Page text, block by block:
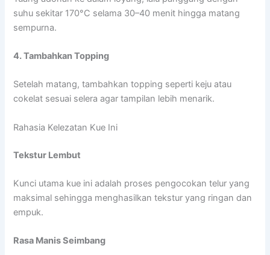
suhu sekitar 170°C selama 30–40 menit hingga matang
sempurna.
4. Tambahkan Topping
Setelah matang, tambahkan topping seperti keju atau
cokelat sesuai selera agar tampilan lebih menarik.
Rahasia Kelezatan Kue Ini
Tekstur Lembut
Kunci utama kue ini adalah proses pengocokan telur yang
maksimal sehingga menghasilkan tekstur yang ringan dan
empuk.
Rasa Manis Seimbang